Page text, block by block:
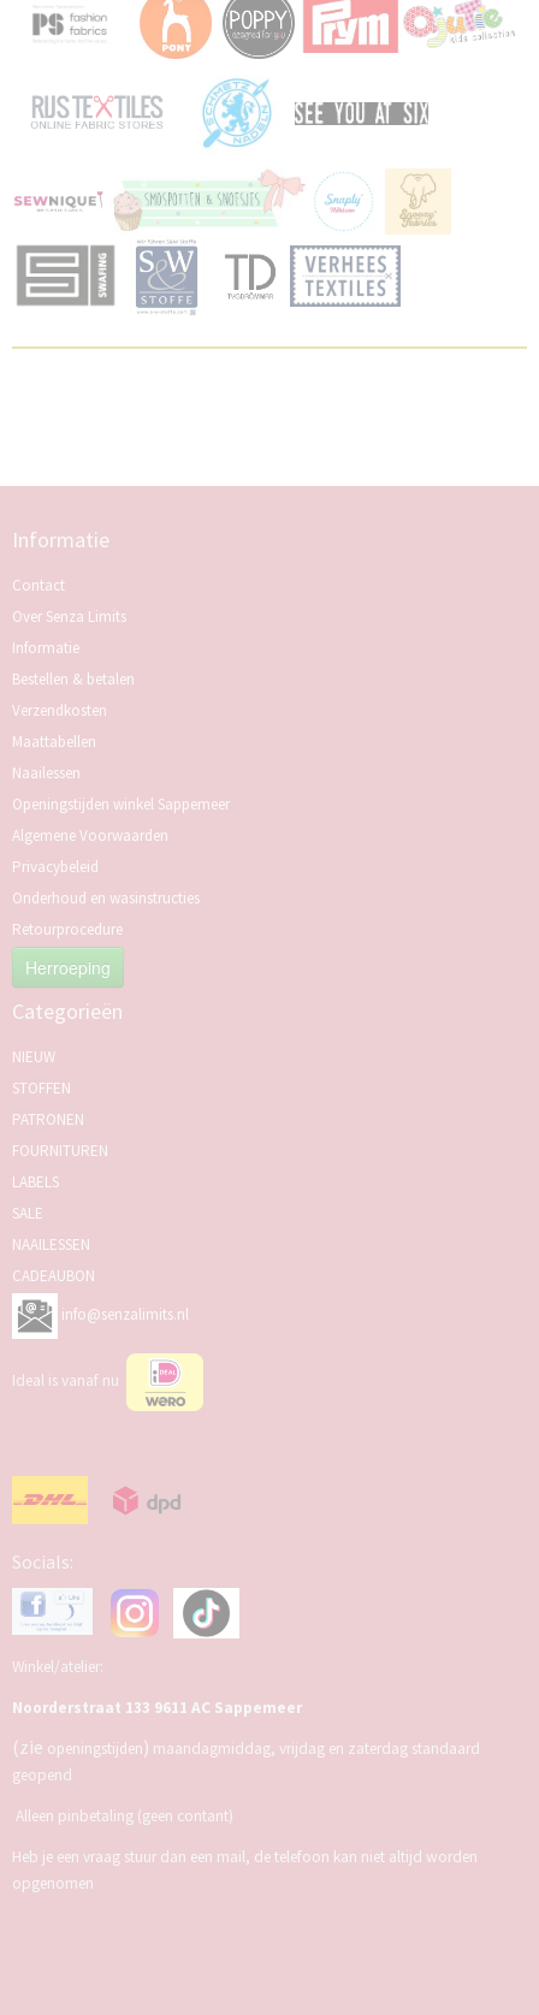
Informatie
Contact
Over Senza Limits
Informatie
Bestellen & betalen
Verzendkosten
Maattabellen
Naailessen
Openingstijden winkel Sappemeer
Algemene Voorwaarden
Privacybeleid
Onderhoud en wasinstructies
Retourprocedure
Herroeping
Categorieën
NIEUW
STOFFEN
PATRONEN
FOURNITUREN
LABELS
SALE
NAAILESSEN
CADEAUBON
info@senzalimits.nl
Ideal is vanaf nu
Socials:
Winkel/atelier:
Noorderstraat 133 9611 AC Sappemeer
(zie openingstijden) maandagmiddag, vrijdag en zaterdag standaard
geopend
Alleen pinbetaling (geen contant)
Heb je een vraag stuur dan een mail, de telefoon kan niet altijd worden
opgenomen